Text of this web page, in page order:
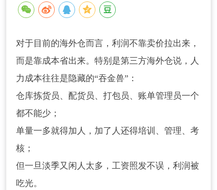
对于目前的海外仓而言，利润不靠卖价拉出来，
而是靠成本省出来。特别是第三方海外仓说，人
力成本往往是隐藏的“吞金兽”：
仓库拣货员、配货员、打包员、账单管理员一个
都不能少；
单量一多就得加人，加了人还得培训、管理、考
核；
但一旦淡季又闲人太多，工资照发不误，利润被
吃光。